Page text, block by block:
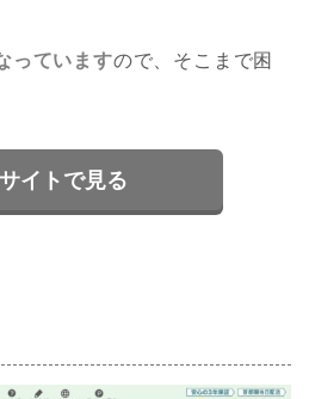
っていますので、そこまで困
イトで見る